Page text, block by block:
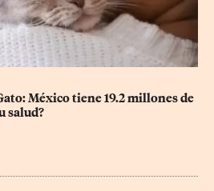
México tiene 19.2 millones de
salud?